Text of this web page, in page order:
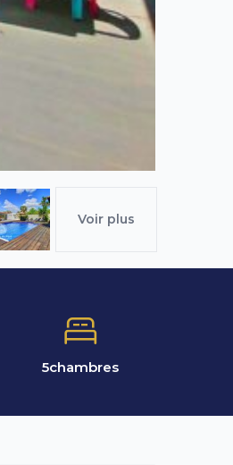
Voir plus
5chambres